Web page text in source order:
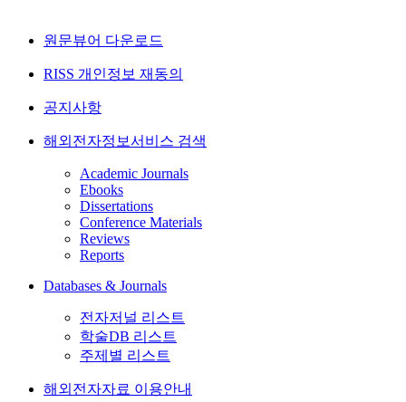
원문뷰어 다운로드
RISS 개인정보 재동의
공지사항
해외전자정보서비스 검색
Academic Journals
Ebooks
Dissertations
Conference Materials
Reviews
Reports
Databases & Journals
전자저널 리스트
학술DB 리스트
주제별 리스트
해외전자자료 이용안내